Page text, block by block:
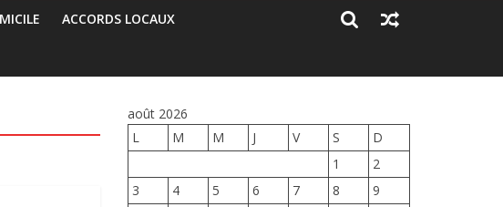
ACCORDS LOCAUX
août 2026
L
M M J V S
D
1
2
3
4 5 6 7 8
9